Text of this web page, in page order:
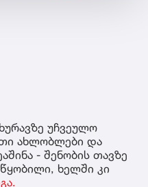
უჩვეულო
ახლობლები და
- შენობის თავზე
ხელში კი